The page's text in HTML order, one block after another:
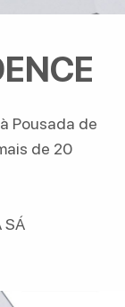
Pousada de
de 20
SÁ